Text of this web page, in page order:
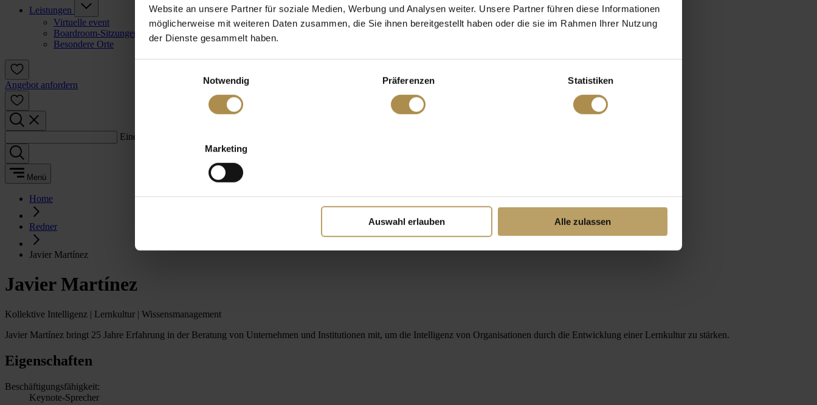
Website an unsere Partner für soziale Medien, Werbung und Analysen weiter. Unsere Partner führen diese Informationen
möglicherweise mit weiteren Daten zusammen, die Sie ihnen bereitgestellt haben oder die sie im Rahmen Ihrer Nutzung
der Dienste gesammelt haben.
Notwendig
Präferenzen Statistiken
Marketing
Auswahl erlauben Alle zulassen
Leistungen
Virtuelle event
Boardroom-Sitzungen
Besondere Orte
Angebot anfordern
Einen Suchbegriff eingeben:
Menü
Home
Redner
Javier Martínez
Javier Martínez
Kollektive Intelligenz | Lernkultur | Wissensmanagement
Javier Martínez bringt 25 Jahre Erfahrung in der Beratung von Unternehmen und Institutionen mit, um die Intelligenz von Organisationen durch die Entwicklung einer Lernkultur zu stärken.
Eigenschaften
Beschäftigungsfähigkeit:
Keynote-Sprecher